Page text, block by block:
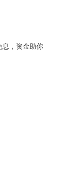
息，资金助你